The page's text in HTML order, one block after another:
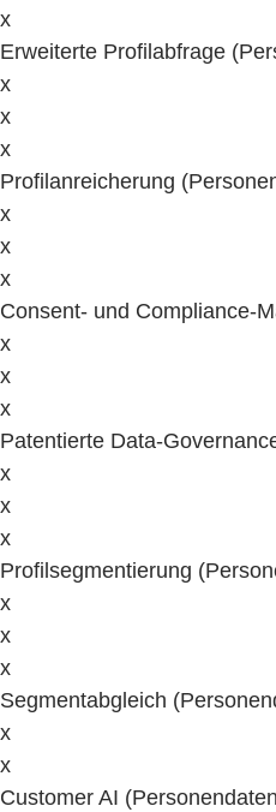
x
Erweiterte Profilabfrage
x
x
x
Profilanreicherung
x
x
x
Consent- und Compliance-
x
x
x
Patentierte Data-
x
x
x
Profilsegmentierung
x
x
x
Segmentabgleich
x
x
Customer AI